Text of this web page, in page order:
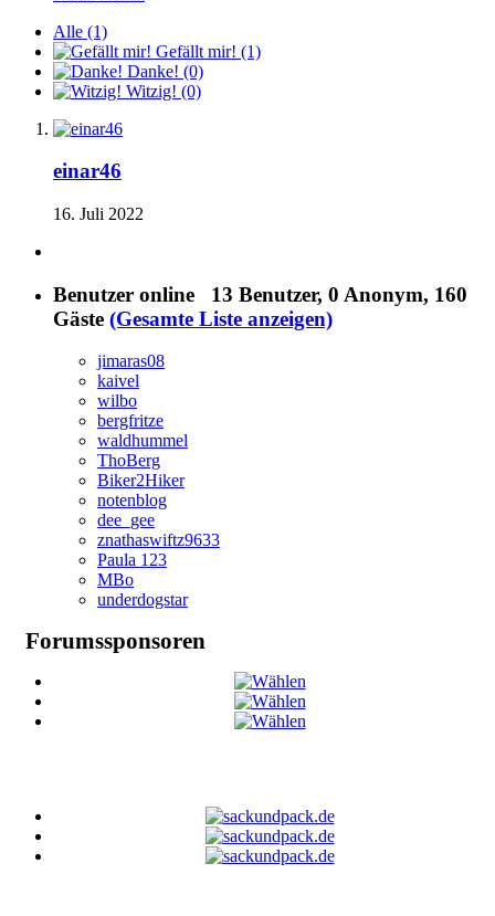
Alle (1)
Gefällt mir! (1)
Danke! (0)
Witzig! (0)
einar46
16. Juli 2022
Benutzer online 13 Benutzer, 0 Anonym, 160
Gäste (Gesamte Liste anzeigen)
jimaras08
kaivel
wilbo
bergfritze
waldhummel
ThoBerg
Biker2Hiker
notenblog
dee_gee
znathaswiftz9633
Paula 123
MBo
underdogstar
Forumssponsoren